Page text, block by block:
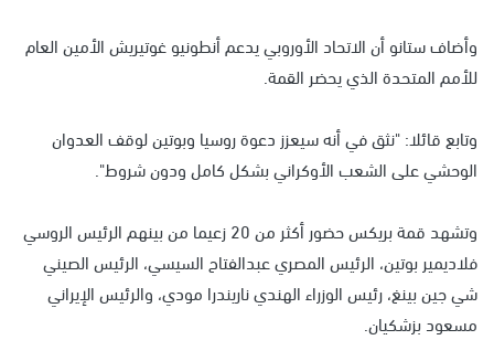
وأضاف ستانو أن الاتحاد الأوروبي يدعم أنطونيو غوتيريش الأمين العام
للأمم المتحدة الذي يحضر القمة.
وتابع قائلا: "نثق في أنه سيعزز دعوة روسيا وبوتين لوقف العدوان
الوحشي على الشعب الأوكراني بشكل كامل ودون شروط".
وتشهد قمة بريكس حضور أكثر من 20 زعيما من بينهم الرئيس الروسي
فلاديمير بوتين، الرئيس المصري عبدالفتاح السيسي، الرئيس الصيني
شي جين بينغ، رئيس الوزراء الهندي ناريندرا مودي، والرئيس الإيراني
مسعود بزشكيان.